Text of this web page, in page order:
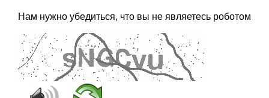
Нам нужно убедиться, что вы не являетесь роботом